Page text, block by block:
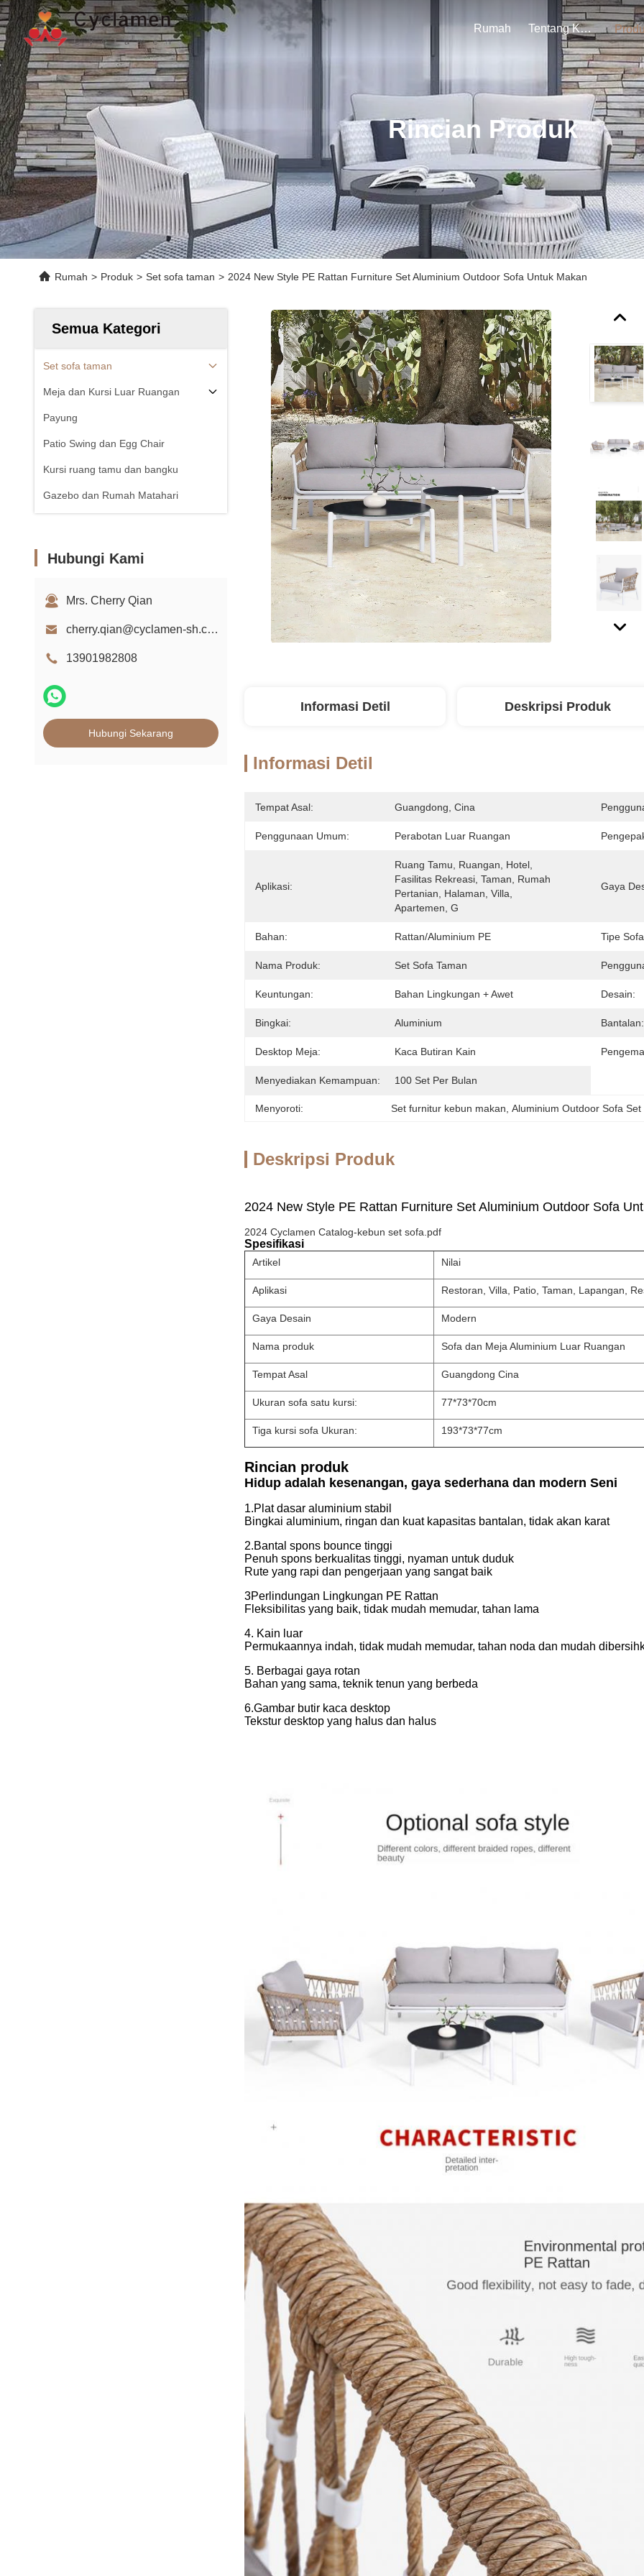
Rumah Tentang Kami
Rincian Produk
Rumah > Produk > Set sofa taman > 2024 New Style PE Rattan Furniture Set Aluminium Outdoor Sofa Untuk Makan
Semua Kategori
Set sofa taman
Meja dan Kursi Luar Ruangan
Payung
Patio Swing dan Egg Chair
Kursi ruang tamu dan bangku
Gazebo dan Rumah Matahari
Hubungi Kami
Mrs. Cherry Qian
cherry.qian@cyclamen-sh.com
13901982808
Hubungi Sekarang
Informasi Detil Deskripsi Produk
Informasi Detil
Tempat Asal: Guangdong, Cina
Penggunaan Umum: Perabotan Luar Ruangan
Aplikasi:
Ruang Tamu, Ruangan, Hotel,
Fasilitas Rekreasi, Taman, Rumah
Pertanian, Halaman, Villa,
Apartemen, G
Gaya
Bahan: Rattan/Aluminium PE Tipe
Nama Produk: Set Sofa Taman
Keuntungan: Bahan Lingkungan + Awet Desain:
Bingkai: Aluminium Bantalan:
Desktop Meja: Kaca Butiran Kain
Menyediakan Kemampuan: 100 Set Per Bulan
Menyoroti: Set furnitur kebun makan Aluminium Outdoor Sofa
Deskripsi Produk
2024 New Style PE Rattan Furniture Set Aluminium Outdoor Sofa
2024 Cyclamen Catalog-kebun set sofa.pdf
Spesifikasi
Artikel Nilai
Aplikasi Restoran, Villa, Patio, Taman, Lapangan,
Gaya Desain Modern
Nama produk Sofa dan Meja Aluminium Luar Ruangan
Tempat Asal Guangdong Cina
Ukuran sofa satu kursi: 77*73*70cm
Tiga kursi sofa Ukuran: 193*73*77cm
Rincian produk
Hidup adalah kesenangan, gaya sederhana dan modern Seni
1.Plat dasar aluminium stabil
Bingkai aluminium, ringan dan kuat kapasitas bantalan, tidak akan karat
2.Bantal spons bounce tinggi
Penuh spons berkualitas tinggi, nyaman untuk duduk
Rute yang rapi dan pengerjaan yang sangat baik
3Perlindungan Lingkungan PE Rattan
Fleksibilitas yang baik, tidak mudah memudar, tahan lama
4. Kain luar
Permukaannya indah, tidak mudah memudar, tahan noda dan mudah
5. Berbagai gaya rotan
Bahan yang sama, teknik tenun yang berbeda
6.Gambar butir kaca desktop
Tekstur desktop yang halus dan halus